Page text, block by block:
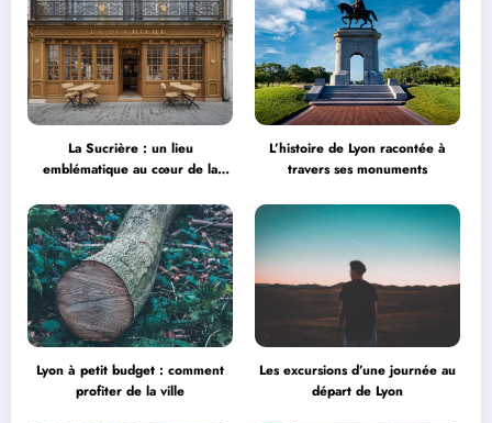
La Sucrière : un lieu
emblématique au cœur de la
L’histoire de Lyon racontée à
travers ses monuments
Lyon à petit budget : comment
profiter de la ville
Les excursions d’une journée au
départ de Lyon